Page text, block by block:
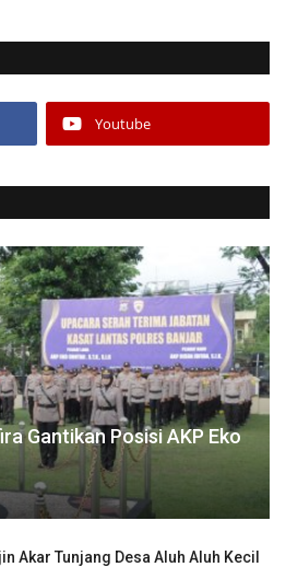
Youtube
Gantikan Posisi AKP Eko
Akar Tunjang Desa Aluh Aluh Kecil